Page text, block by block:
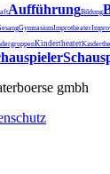
AufführungBildung
GymnasiumImprotheater
Kindertheater
gmbh